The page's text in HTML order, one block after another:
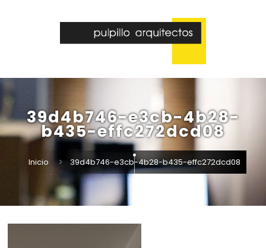
39d4b746-e3cb-4b28-
b435-effc272dcd08
Inicio 39d4b746-e3cb-4b28-b435-effc272dcd08